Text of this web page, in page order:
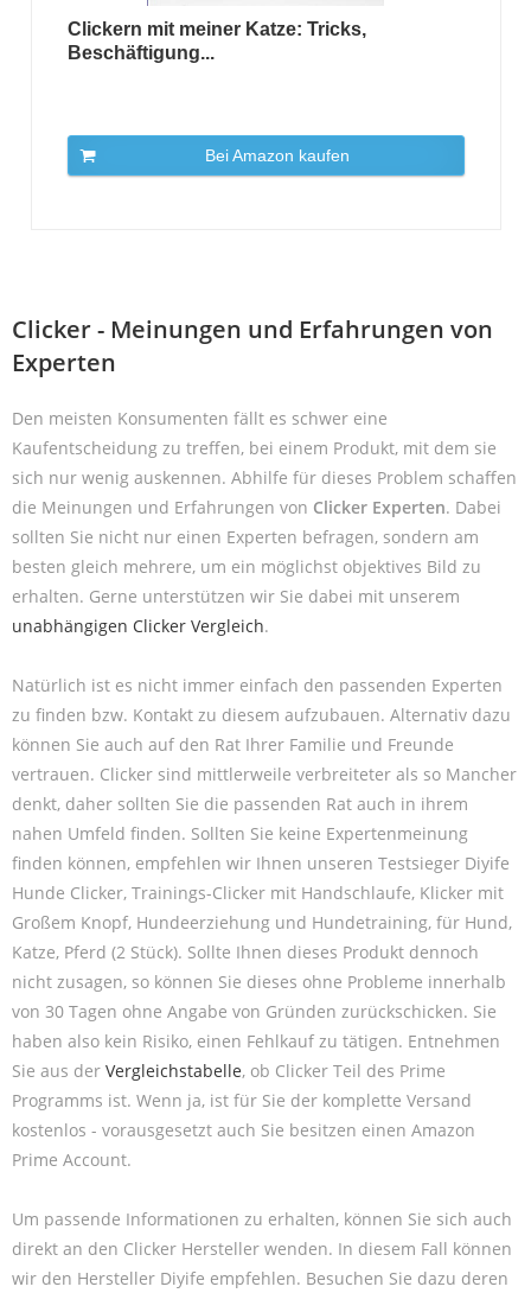
Clickern mit meiner Katze: Tricks,
Beschäftigung...
Bei Amazon kaufen
Clicker - Meinungen und Erfahrungen von
Experten
Den meisten Konsumenten fällt es schwer eine
Kaufentscheidung zu treffen, bei einem Produkt, mit dem sie
sich nur wenig auskennen. Abhilfe für dieses Problem schaffen
die Meinungen und Erfahrungen von Clicker Experten. Dabei
sollten Sie nicht nur einen Experten befragen, sondern am
besten gleich mehrere, um ein möglichst objektives Bild zu
erhalten. Gerne unterstützen wir Sie dabei mit unserem
unabhängigen Clicker Vergleich.
Natürlich ist es nicht immer einfach den passenden Experten
zu finden bzw. Kontakt zu diesem aufzubauen. Alternativ dazu
können Sie auch auf den Rat Ihrer Familie und Freunde
vertrauen. Clicker sind mittlerweile verbreiteter als so Mancher
denkt, daher sollten Sie die passenden Rat auch in ihrem
nahen Umfeld finden. Sollten Sie keine Expertenmeinung
finden können, empfehlen wir Ihnen unseren Testsieger Diyife
Hunde Clicker, Trainings-Clicker mit Handschlaufe, Klicker mit
Großem Knopf, Hundeerziehung und Hundetraining, für Hund,
Katze, Pferd (2 Stück). Sollte Ihnen dieses Produkt dennoch
nicht zusagen, so können Sie dieses ohne Probleme innerhalb
von 30 Tagen ohne Angabe von Gründen zurückschicken. Sie
haben also kein Risiko, einen Fehlkauf zu tätigen. Entnehmen
Sie aus der Vergleichstabelle, ob Clicker Teil des Prime
Programms ist. Wenn ja, ist für Sie der komplette Versand
kostenlos - vorausgesetzt auch Sie besitzen einen Amazon
Prime Account.
Um passende Informationen zu erhalten, können Sie sich auch
direkt an den Clicker Hersteller wenden. In diesem Fall können
wir den Hersteller Diyife empfehlen. Besuchen Sie dazu deren